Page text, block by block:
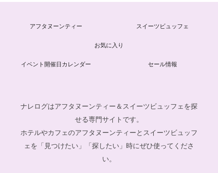
アフタヌーンティー スイーツビュッフェ
お気に入り
イベント開催日カレンダー セール情報
ナレログはアフタヌーンティー＆スイーツビュッフェを探
せる専門サイトです。
ホテルやカフェのアフタヌーンティーとスイーツビュッフ
ェを「見つけたい」「探したい」時にぜひ使ってくださ
い。